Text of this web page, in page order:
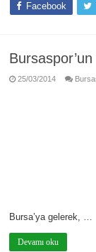
Facebook
25/03/2014
Bursa’ya gelerek, …
Devamı oku